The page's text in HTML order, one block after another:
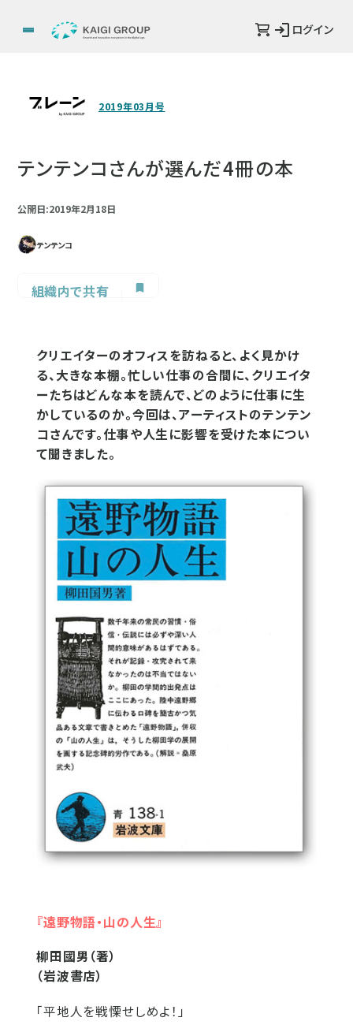
ログイン
2019年03月号
テンテンコさんが選んだ4冊の本
公開日:2019年2月18日
テンテンコ
組織内で共有
クリエイターのオフィスを訪ねると、よく見かけ
る、大きな本棚。忙しい仕事の合間に、クリエイタ
ーたちはどんな本を読んで、どのように仕事に生
かしているのか。今回は、アーティストのテンテン
コさんです。仕事や人生に影響を受けた本につい
て聞きました。
『遠野物語・山の人生』
柳田國男（著）
（岩波書店）
「平地人を戦慄せしめよ！」